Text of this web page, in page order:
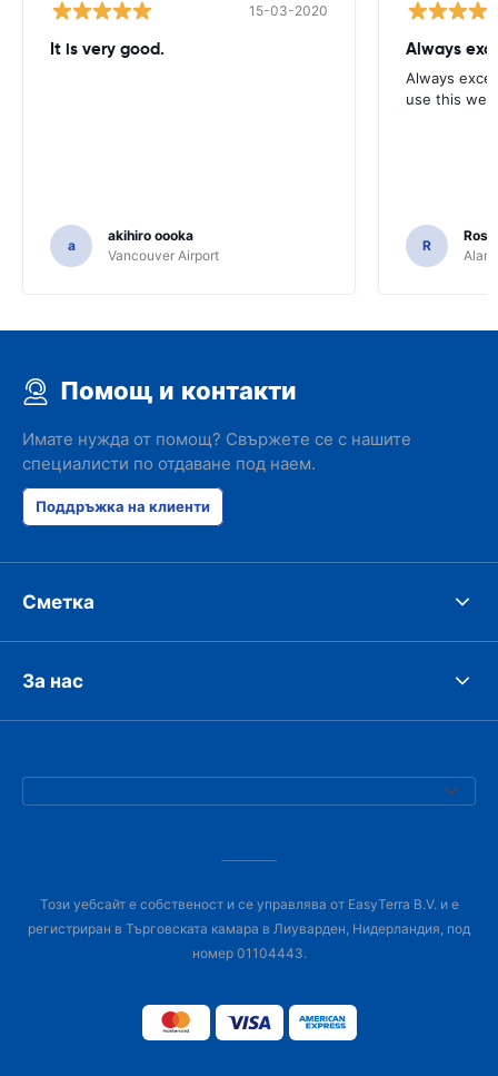
15-03-2020
It is very good.
a
akihiro oooka
Vancouver Airport
Always
Always
use this
R
Помощ и контакти
Имате нужда от помощ? Свържете се с нашите
специалисти по отдаване под наем.
Поддръжка на клиенти
Сметка
За нас
Този уебсайт е собственост и се управлява от EasyTerra B.V. и е
регистриран в Търговската камара в Лиуварден, Нидерландия, под
номер 01104443.